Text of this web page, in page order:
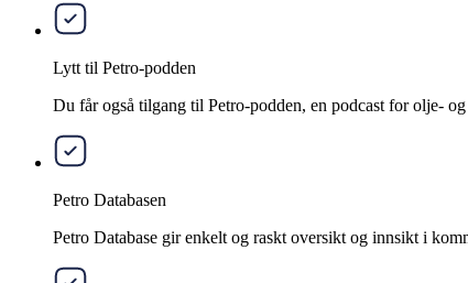
Lytt til Petro-podden
Du får også tilgang til Petro-podden, en podcast for olje-
Petro Databasen
Petro Database gir enkelt og raskt oversikt og innsikt i